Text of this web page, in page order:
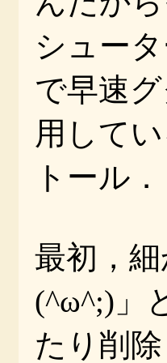
シュー
で早速
用してい
トール．
最初，
(^ω^;)」
たり削